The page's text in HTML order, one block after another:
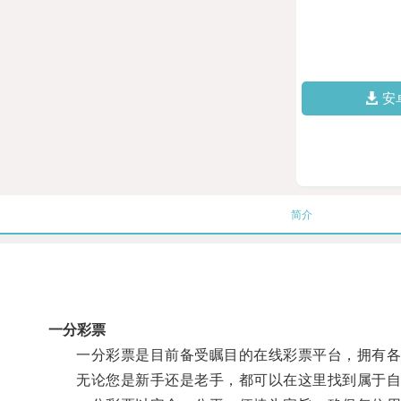
安
简介
一分彩票
一分彩票是目前备受瞩目的在线彩票平台，拥有各
无论您是新手还是老手，都可以在这里找到属于